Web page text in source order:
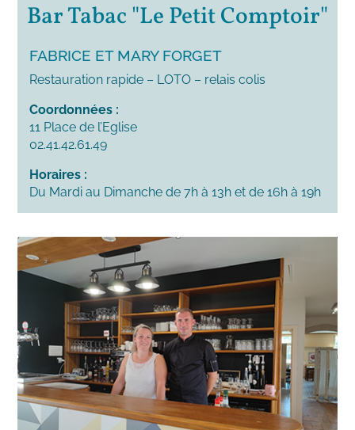
Bar Tabac "Le Petit Comptoir"
FABRICE ET MARY FORGET
Restauration rapide – LOTO – relais colis
Coordonnées :
11 Place de l’Eglise
02.41.42.61.49
Horaires :
Du Mardi au Dimanche de 7h à 13h et de 16h à 19h